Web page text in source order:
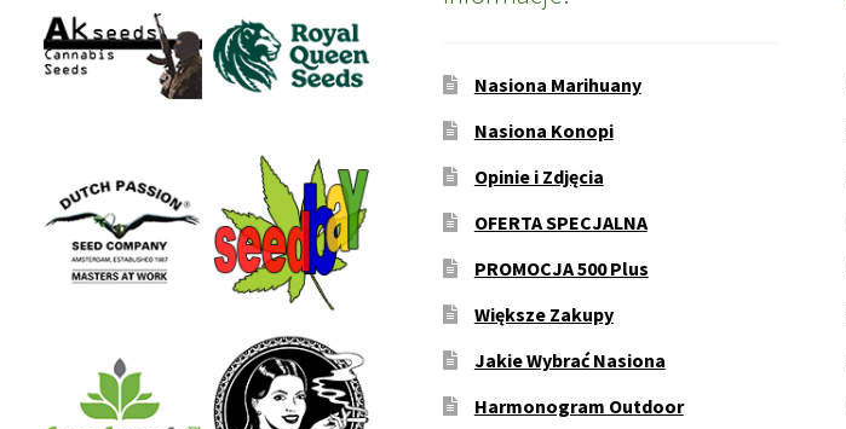
Nasiona Marihuany
Nasiona Konopi
Opinie i Zdjęcia
OFERTA SPECJALNA
PROMOCJA 500 Plus
Większe Zakupy
Jakie Wybrać Nasiona
Harmonogram Outdoor